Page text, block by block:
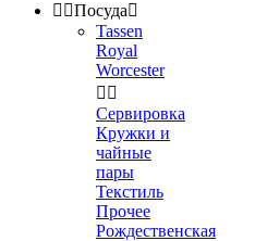
 Посуда
Tassen
Royal
Worcester
 
Сервировка
Кружки и
чайные
пары
Текстиль
Прочее
Рождественская